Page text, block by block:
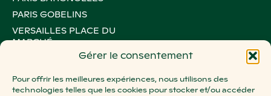
Gérer le consentement
Pour offrir les meilleures expériences, nous utilisons des
technologies telles que les cookies pour stocker et/ou accéder
PARIS GOBELINS
VERSAILLES PLACE DU
MARCHÉ
PARIS LE MARAIS
PARIS MONTORGUEIL
PARIS OXYGEN